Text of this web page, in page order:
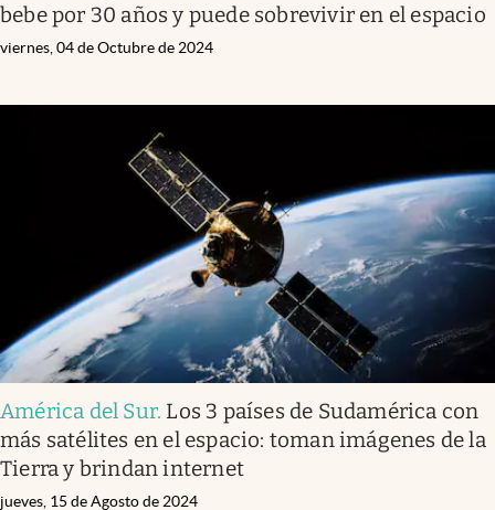
bebe por 30 años y puede sobrevivir en el espacio
viernes, 04 de Octubre de 2024
América del Sur. Los 3 países de Sudamérica con
más satélites en el espacio: toman imágenes de la
Tierra y brindan internet
jueves, 15 de Agosto de 2024